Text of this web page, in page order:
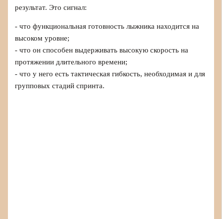
результат. Это сигнал:
- что функциональная готовность лыжника находится на
высоком уровне;
- что он способен выдерживать высокую скорость на
протяжении длительного времени;
- что у него есть тактическая гибкость, необходимая и для
групповых стадий спринта.